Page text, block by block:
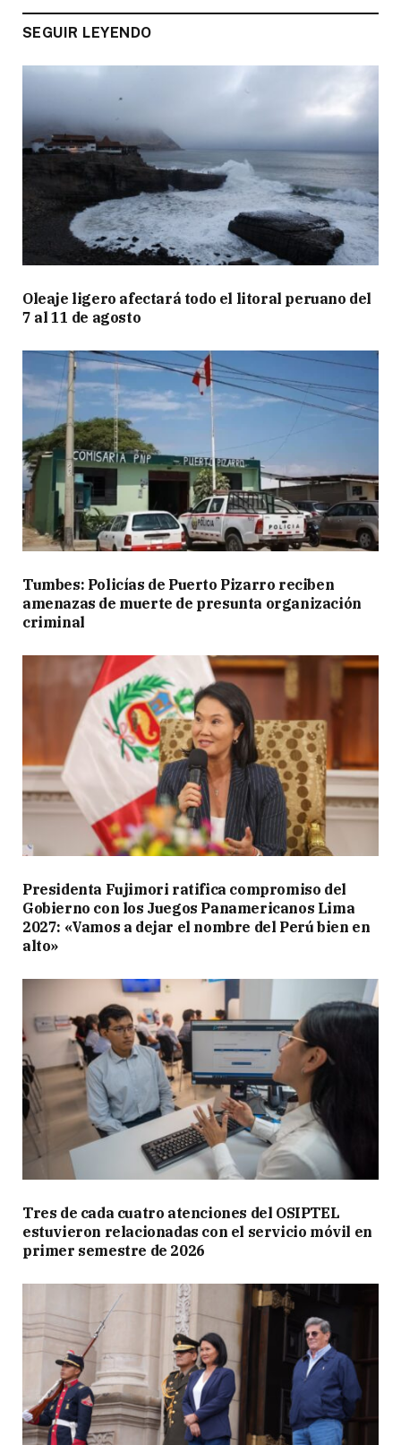
SEGUIR LEYENDO
Oleaje ligero afectará todo el litoral peruano del
7 al 11 de agosto
Tumbes: Policías de Puerto Pizarro reciben
amenazas de muerte de presunta organización
criminal
Presidenta Fujimori ratifica compromiso del
Gobierno con los Juegos Panamericanos Lima
2027: «Vamos a dejar el nombre del Perú bien en
alto»
Tres de cada cuatro atenciones del OSIPTEL
estuvieron relacionadas con el servicio móvil en
primer semestre de 2026